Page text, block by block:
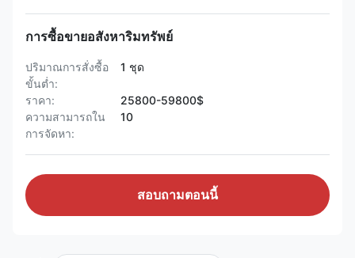
การซื้อขายอสังหาริมทรัพย์
ปริมาณการสั่งซื้อ
ขั้นต่ำ:
1 ชุด
ราคา:
25800-59800$
ความสามารถใน
การจัดหา:
10
สอบถามตอนนี้